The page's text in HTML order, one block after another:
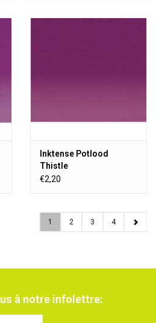
Inktense Potlood
Thistle
€2,20
1 2 3 4
à notre infolettre: